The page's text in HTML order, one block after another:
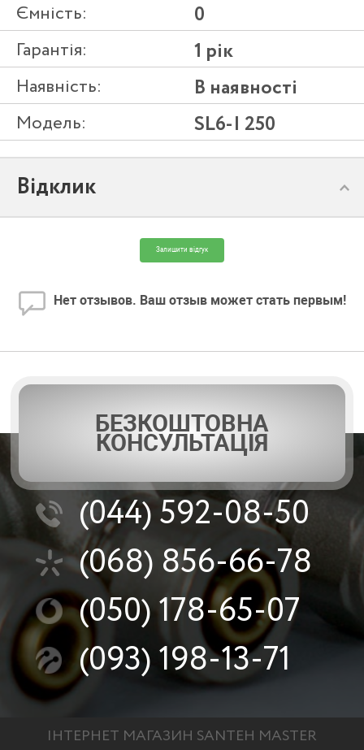
Ємність: 0
Гарантія: 1 рік
Наявність: В наявності
Модель: SL6-I 250
Відклик
Залишити відгук
Нет отзывов. Ваш отзыв может стать первым!
БЕЗКОШТОВНА
КОНСУЛЬТАЦІЯ
(044)592-08-50
(068) 856-66-78
(050)178-65-07
(093)198-13-71
ІНТЕРНЕТ МАГАЗИН SANTEH MASTER